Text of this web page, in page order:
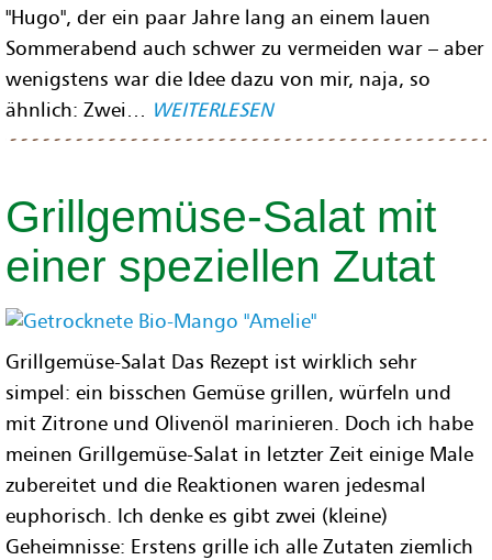
"Hugo", der ein paar Jahre lang an einem lauen
Sommerabend auch schwer zu vermeiden war – aber
wenigstens war die Idee dazu von mir, naja, so
ähnlich: Zwei… WEITERLESEN
Grillgemüse-Salat mit
einer speziellen Zutat
Grillgemüse-Salat Das Rezept ist wirklich sehr
simpel: ein bisschen Gemüse grillen, würfeln und
mit Zitrone und Olivenöl marinieren. Doch ich habe
meinen Grillgemüse-Salat in letzter Zeit einige Male
zubereitet und die Reaktionen waren jedesmal
euphorisch. Ich denke es gibt zwei (kleine)
Geheimnisse: Erstens grille ich alle Zutaten ziemlich